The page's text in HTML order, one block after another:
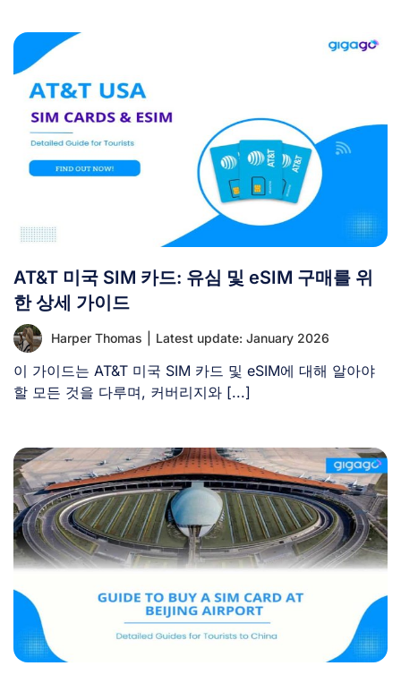
AT&T 미국 SIM 카드: 유심 및 eSIM 구매를 위
한 상세 가이드
Harper Thomas Latest update: January 2026
이 가이드는 AT&T 미국 SIM 카드 및 eSIM에 대해 알아야
할 모든 것을 다루며, 커버리지와 [...]